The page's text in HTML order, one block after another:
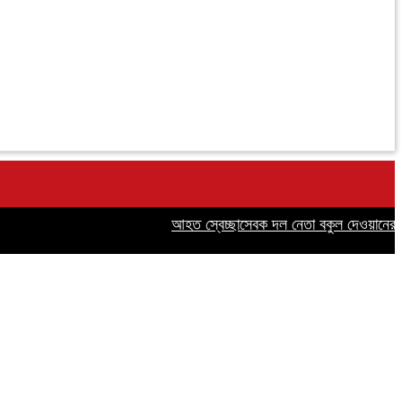
আহত স্বেচ্ছাসেবক দল নেতা বকুল দেওয়ানের